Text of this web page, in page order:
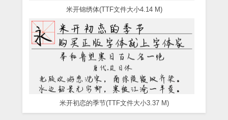
米开锦绣体(TTF文件大小4.14 M)
米开初恋的季节(TTF文件大小3.37 M)